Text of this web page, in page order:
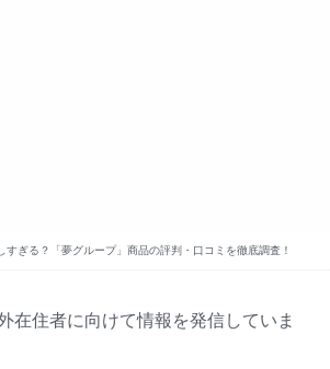
すぎる？「夢グループ」商品の評判・口コミを徹底調査！
在住者に向けて情報を発信していま